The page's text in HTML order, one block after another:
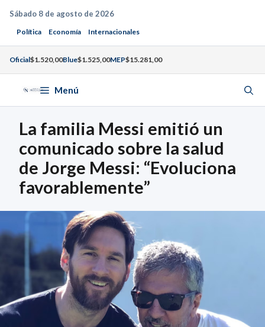
Saltar
contenido
Sábado 8 de agosto de 2026
Política Economía Internacionales
Oficial$1.520,00Blue$1.525,00MEP$15.281,00
Menú
La familia Messi emitió un
comunicado sobre la salud
de Jorge Messi: “Evoluciona
favorablemente”